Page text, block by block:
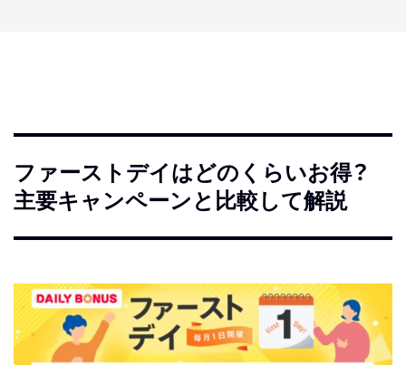
ファーストデイはどのくらいお得？
主要キャンペーンと比較して解説